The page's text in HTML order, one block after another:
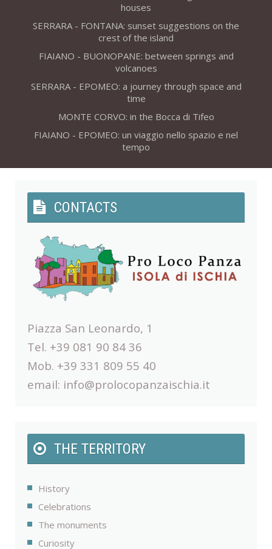
houses
SERRARA - FONTANA: sunset suggestions on the
crest of the island
FIAIANO - BUONOPANE: between springs and
volcanoes
SERRARA - EPOMEO: a journey through space and
time
MONTE CORVO: in the Bocca di Tifeo
FIAIANO - EPOMEO: un viaggio nello spazio e nel
tempo
CONTACTS
Piazza San Leonardo, 1
Tel. +39 081 90 84 36
Mob. +39 331 809 55 40
email: info@prolocopanzaischia.it
THE TERRITORY
History
Celebrations
The monuments
Curiosity